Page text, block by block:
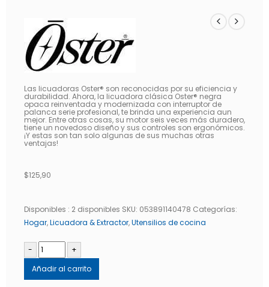
Las licuadoras Oster® son reconocidas por su eficiencia y
durabilidad. Ahora, la licuadora clásica Oster® negra
opaca reinventada y modernizada con interruptor de
palanca serie profesional, te brinda una experiencia aun
mejor. Entre otras cosas, su motor seis veces más duradero,
tiene un novedoso diseño y sus controles son ergonómicos.
¡Y estas son tan solo algunas de sus muchas otras
ventajas!
$125,90
Disponibles : 2 disponibles SKU: 053891140478 Categorías:
Hogar,Licuadora & Extractor,Utensilios de cocina
-
+
Añadir al carrito